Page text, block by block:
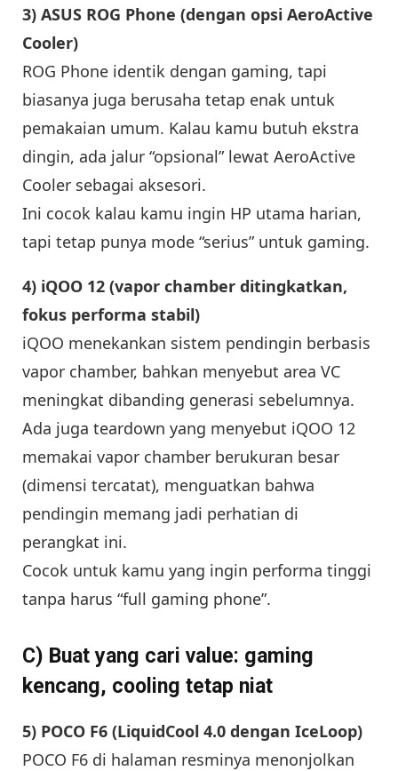
3) ASUS ROG Phone (dengan opsi AeroActive
Cooler)
ROG Phone identik dengan gaming, tapi
biasanya juga berusaha tetap enak untuk
pemakaian umum. Kalau kamu butuh ekstra
dingin, ada jalur “opsional” lewat AeroActive
Cooler sebagai aksesori.
Ini cocok kalau kamu ingin HP utama harian,
tapi tetap punya mode “serius” untuk gaming.
4) iQOO 12 (vapor chamber ditingkatkan,
fokus performa stabil)
iQOO menekankan sistem pendingin berbasis
vapor chamber, bahkan menyebut area VC
meningkat dibanding generasi sebelumnya.
Ada juga teardown yang menyebut iQOO 12
memakai vapor chamber berukuran besar
(dimensi tercatat), menguatkan bahwa
pendingin memang jadi perhatian di
perangkat ini.
Cocok untuk kamu yang ingin performa tinggi
tanpa harus “full gaming phone”.
C) Buat yang cari value: gaming
kencang, cooling tetap niat
5) POCO F6 (LiquidCool 4.0 dengan IceLoop)
POCO F6 di halaman resminya menonjolkan